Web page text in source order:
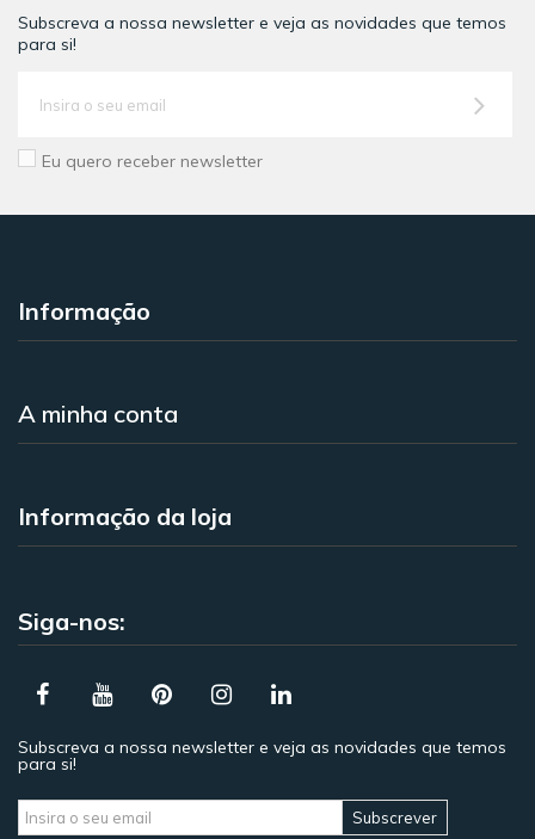
Subscreva a nossa newsletter e veja as novidades que temos
para si!
Eu quero receber newsletter
Informação
A minha conta
Informação da loja
Siga-nos:
Subscreva a nossa newsletter e veja as novidades que temos
para si!
Subscrever